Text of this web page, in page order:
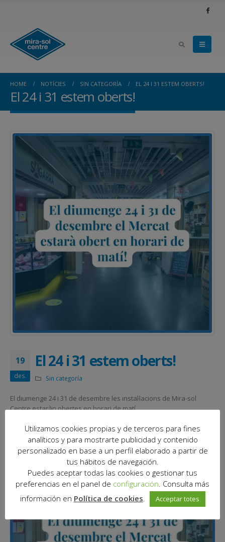
HOME NOTÍCIES SIN CATEGORÍA EL 24 I 31 ESTEM OBERTS!
El 24 i 31 estem oberts!
19
des.
El 24 i 31 estem oberts!
Sin categoría
El diumenge 24 i 31 de desembre les instal·lacions de Mira-sol
Centre estaràn obertes en horari de matí.
Aprofita per fer les darreres compres!
Utilizamos cookies propias y de terceros para fines
analíticos y para mostrarte publicidad y contenido
personalizado en base a un perfil elaborado a partir de
tus hábitos de navegación.
Puedes aceptar todas las cookies o gestionar tus
preferencias en el panel de configuración . Consulta más
información en Política de cookies Acceptar totes